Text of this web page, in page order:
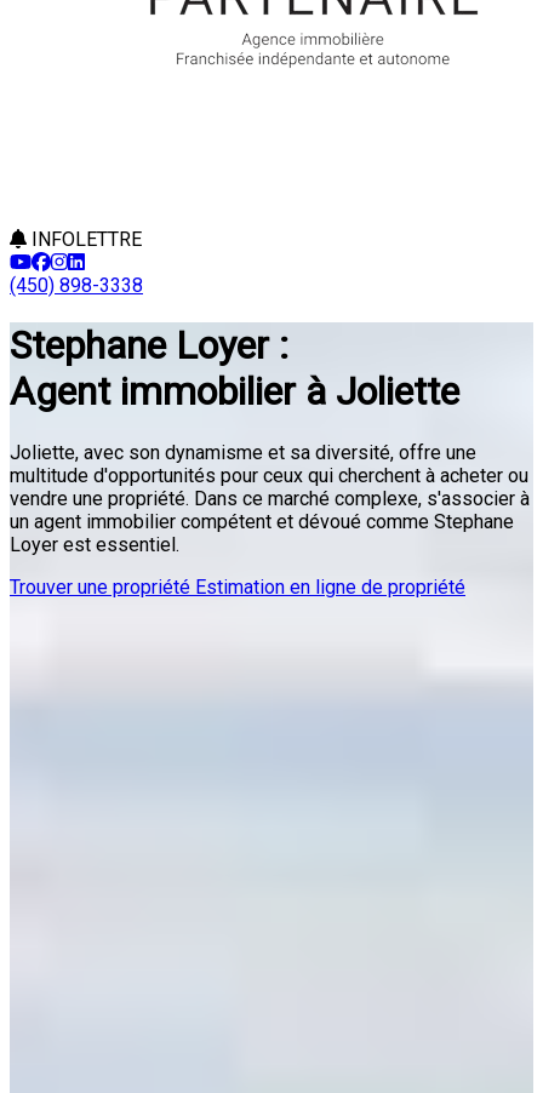
INFOLETTRE
(450) 898-3338
Stephane Loyer :
Agent immobilier à Joliette
Joliette, avec son dynamisme et sa diversité, offre une
multitude d'opportunités pour ceux qui cherchent à acheter ou
vendre une propriété. Dans ce marché complexe, s'associer à
un agent immobilier compétent et dévoué comme Stephane
Loyer est essentiel.
Trouver une propriété Estimation en ligne de propriété